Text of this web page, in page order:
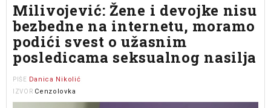
Milivojević: Žene i devojke nisu
bezbedne na internetu, moramo
podići svest o užasnim
posledicama seksualnog nasilja
PIŠE Danica Nikolić
IZVOR Cenzolovka